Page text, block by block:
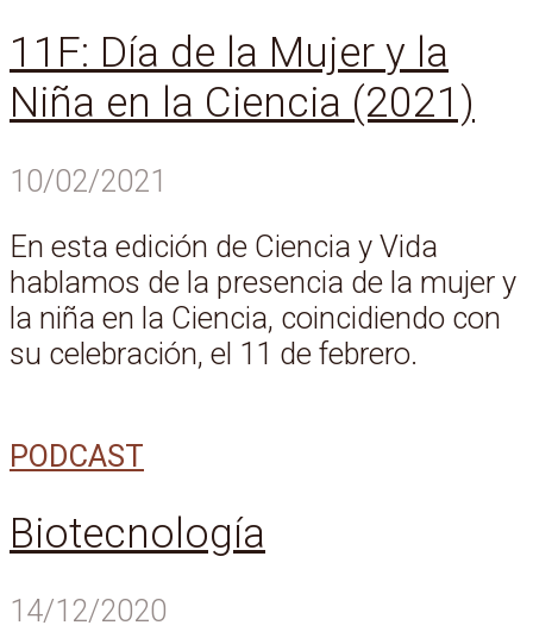
11F: Día de la Mujer y la
Niña en la Ciencia (2021)
10/02/2021
En esta edición de Ciencia y Vida
hablamos de la presencia de la mujer y
la niña en la Ciencia, coincidiendo con
su celebración, el 11 de febrero.
PODCAST
Biotecnología
14/12/2020